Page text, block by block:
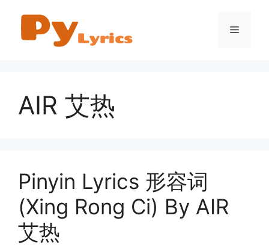
content
Menu
AIR 艾热
Pinyin Lyrics 形容词
(Xing Rong Ci) By AIR
艾热